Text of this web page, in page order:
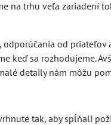
na trhu veľa zariadení
odporúčania od
keď sa rozhodujeme.
detaily nám môžu
tak, aby spĺňali